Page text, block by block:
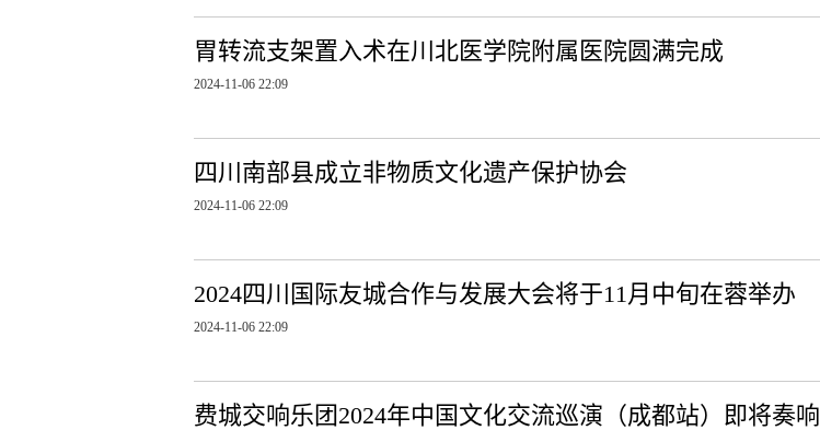
胃转流支架置入术在川北医学院附属医院圆满完成
2024-11-06 22:09
四川南部县成立非物质文化遗产保护协会
2024-11-06 22:09
2024四川国际友城合作与发展大会将于11月中旬在蓉举办
2024-11-06 22:09
费城交响乐团2024年中国文化交流巡演（成都站）即将奏响